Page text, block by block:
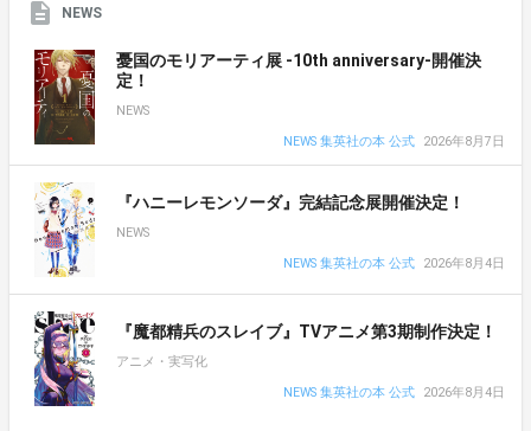
NEWS
憂国のモリアーティ展 -10th anniversary-開催決
定！
NEWS
NEWS 集英社の本 公式
2026年8月7日
『ハニーレモンソーダ』完結記念展開催決定！
NEWS
NEWS 集英社の本 公式
2026年8月4日
『魔都精兵のスレイブ』TVアニメ第3期制作決定！
アニメ・実写化
NEWS 集英社の本 公式
2026年8月4日